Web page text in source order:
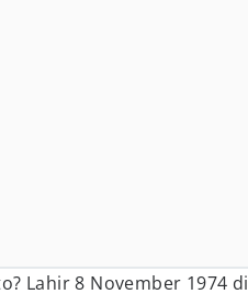
Lahir 8 November 1974 di